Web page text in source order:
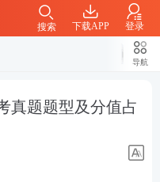
下载APP 登录
搜索
导航
真题题型及分值占